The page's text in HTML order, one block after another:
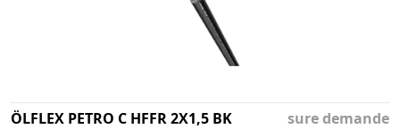
ÖLFLEX PETRO C HFFR 2X1,5 BK
sure demande